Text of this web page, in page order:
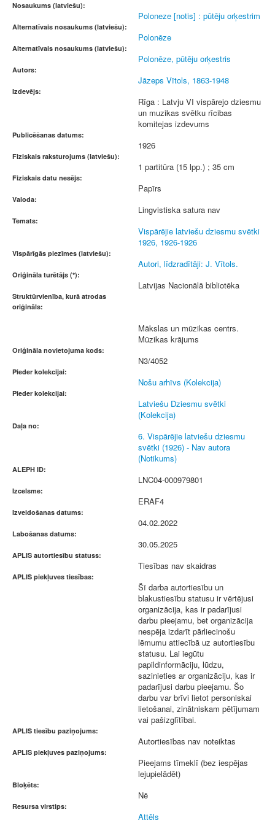
Nosaukums (latviešu):
Poloneze [notis] : pūtēju orķestrim
Alternatīvais nosaukums (latviešu):
Polonēze
Alternatīvais nosaukums (latviešu):
Polonēze, pūtēju orķestris
Autors:
Jāzeps Vītols, 1863-1948
Izdevējs:
Rīga : Latvju VI vispārejo dziesmu
un muzikas svētku rīcibas
komitejas izdevums
Publicēšanas datums:
1926
Fiziskais raksturojums (latviešu):
1 partitūra (15 lpp.) ; 35 cm
Fiziskais datu nesējs:
Papīrs
Valoda:
Lingvistiska satura nav
Temats:
Vispārējie latviešu dziesmu svētki
1926, 1926-1926
Vispārīgās piezīmes (latviešu):
Autori, līdzradītāji: J. Vītols.
Oriģināla turētājs (*):
Latvijas Nacionālā bibliotēka
Struktūrvienība, kurā atrodas
oriģināls:
Mākslas un mūzikas centrs.
Mūzikas krājums
Oriģināla novietojuma kods:
N3/4052
Pieder kolekcijai:
Nošu arhīvs (Kolekcija)
Pieder kolekcijai:
Latviešu Dziesmu svētki
(Kolekcija)
Daļa no:
6. Vispārējie latviešu dziesmu
svētki (1926) - Nav autora
(Notikums)
ALEPH ID:
LNC04-000979801
Izcelsme:
ERAF4
Izveidošanas datums:
04.02.2022
Labošanas datums:
30.05.2025
APLIS autortiesību statuss:
Tiesības nav skaidras
APLIS piekļuves tiesības:
Šī darba autortiesību un
blakustiesību statusu ir vērtējusi
organizācija, kas ir padarījusi
darbu pieejamu, bet organizācija
nespēja izdarīt pārliecinošu
lēmumu attiecībā uz autortiesību
statusu. Lai iegūtu
papildinformāciju, lūdzu,
sazinieties ar organizāciju, kas ir
padarījusi darbu pieejamu. Šo
darbu var brīvi lietot personiskai
lietošanai, zinātniskam pētījumam
vai pašizglītībai.
APLIS tiesību paziņojums:
Autortiesības nav noteiktas
APLIS piekļuves paziņojums:
Pieejams tīmeklī (bez iespējas
lejupielādēt)
Bloķēts:
Nē
Resursa virstips:
Attēls